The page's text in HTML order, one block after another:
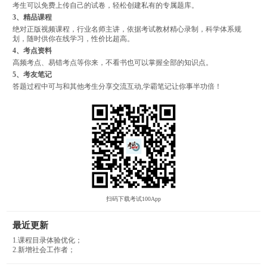
考生可以免费上传自己的试卷，轻松创建私有的专属题库。
3、精品课程
绝对正版视频课程，行业名师主讲，依据考试教材精心录制，科学体系规
划，随时供你在线学习，性价比超高。
4、考点资料
高频考点、易错考点等你来，不看书也可以掌握全部的知识点。
5、考友笔记
答题过程中可与和其他考生分享交流互动,学霸笔记让你事半功倍！
扫码下载考试100App
最近更新
1.课程目录体验优化；
2.新增社会工作者；